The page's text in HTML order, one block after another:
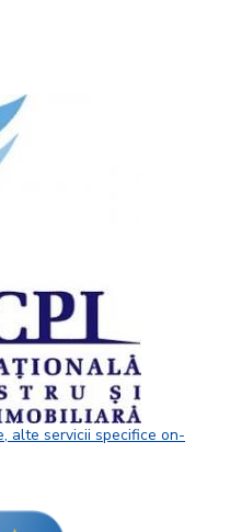
alte servicii specifice on-